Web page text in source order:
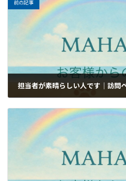
前の記事